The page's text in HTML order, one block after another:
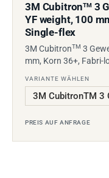
3M CubitronTM3
YF weight, 100
Single-flex
3M CubitronTM 3
mm, Korn 36+, Fabri-
VARIANTE WÄHLEN
PREIS AUF ANFRAGE